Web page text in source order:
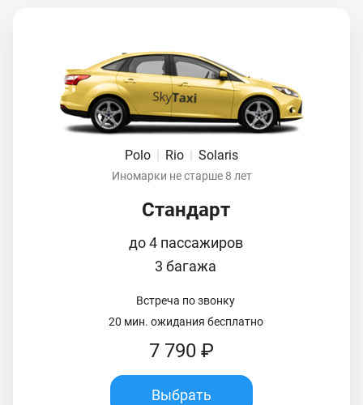
Polo | Rio | Solaris
Иномарки не старше 8 лет
Стандарт
до 4 пассажиров
3 багажа
Встреча по звонку
20 мин. ожидания бесплатно
7 790 ₽
Выбрать